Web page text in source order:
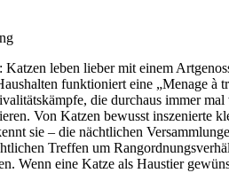
leben lieber mit einem
funktioniert eine „Menage à
die durchaus immer
Von Katzen bewusst inszenierte
sie – die nächtlichen
Treffen um
Wenn eine Katze als Haustier